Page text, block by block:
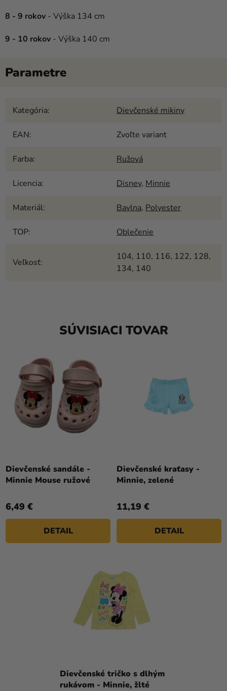
8 - 9 rokov - Výška 134 cm
9 - 10 rokov - Výška 140 cm
Kategória: Dievčenské mikiny
EAN: Zvoľte variant
Farba: Ružová
Licencia: Disney, Minnie
Materiál: Bavlna, Polyester
TOP: Oblečenie
Veľkosť:
104, 110, 116, 122, 128,
134, 140
SÚVISIACI TOVAR
Dievčenské sandále -
Minnie Mouse ružové
6,49 €
DETAIL
Dievčenské kraťasy -
Minnie, zelené
11,19 €
DETAIL
Dievčenské tričko s dlhým
rukávom - Minnie, žlté